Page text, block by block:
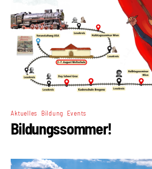
Aktuelles Bildung Events
Bildungssommer!